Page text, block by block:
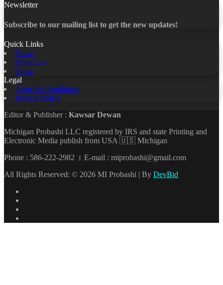
Newsletter
Subscribe to our mailing list to get the new updates!
Quick Links
Home
About Us
News
Legal
Terms & Conditions
Privacy Policy
Editor & Publisher : Kawsar Dewan
Michigan Probashi LLC registered by IRS and state Printing and
Electronic Media publish from USA 🇺🇸 Michigan
Phone : 586-222-2982 । E-mail : miprobashi@gmail.com
All Rights Reserved: © 2026 MI Probashi | By DevBid